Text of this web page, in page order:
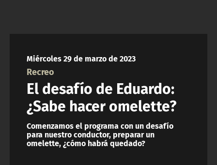
Miércoles 29 de marzo de 2023
Recreo
El desafío de Eduardo:
¿Sabe hacer omelette?
Comenzamos el programa con un desafío
para nuestro conductor, preparar un
omelette, ¿cómo habrá quedado?